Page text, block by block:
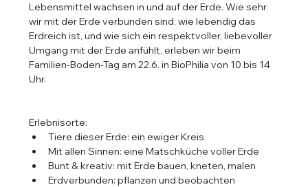
Lebensmittel wachsen in und auf der Erde. Wie sehr
wir mit der Erde verbunden sind, wie lebendig das
Erdreich ist, und wie sich ein respektvoller, liebevoller
Umgang mit der Erde anfühlt, erleben wir beim
Familien-Boden-Tag am 22.6. in BioPhilia von 10 bis 14
Uhr.
Erlebnisorte:
﻿﻿Tiere dieser Erde: ein ewiger Kreis
﻿﻿Mit allen Sinnen: eine Matschküche voller Erde
﻿﻿Bunt & kreativ: mit Erde bauen, kneten, malen
﻿﻿Erdverbunden: pflanzen und beobachten